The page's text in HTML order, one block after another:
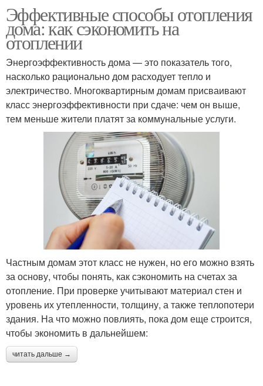
Эффективные способы отопления
дома: как сэкономить на
отоплении
Энергоэффективность дома — это показатель того,
насколько рационально дом расходует тепло и
электричество. Многоквартирным домам присваивают
класс энергоэффективности при сдаче: чем он выше,
тем меньше жители платят за коммунальные услуги.
Частным домам этот класс не нужен, но его можно взять
за основу, чтобы понять, как сэкономить на счетах за
отопление. При проверке учитывают материал стен и
уровень их утепленности, толщину, а также теплопотери
здания. На что можно повлиять, пока дом еще строится,
чтобы экономить в дальнейшем:
читать дальше →